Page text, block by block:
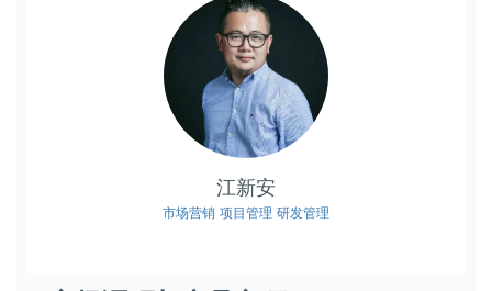
江新安
市场营销 项目管理 研发管理